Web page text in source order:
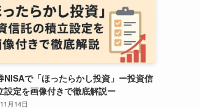
NISAで「ほったらかし投資」ー投資信
設定を画像付きで徹底解説ー
月14日